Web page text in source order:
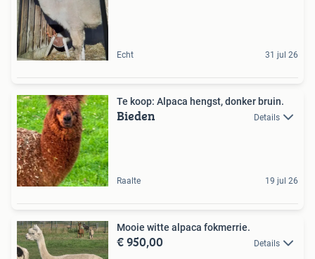
Echt 31 jul 26
Te koop: Alpaca hengst, donker bruin.
Bieden Details
Raalte 19 jul 26
Mooie witte alpaca fokmerrie.
€ 950,00 Details